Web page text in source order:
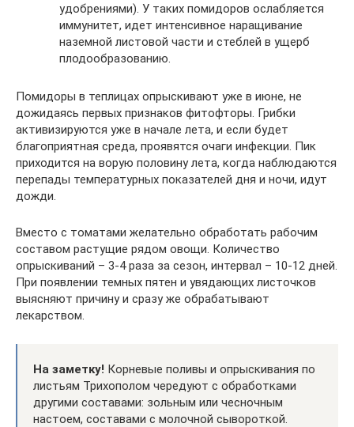
удобрениями). У таких помидоров ослабляется
иммунитет, идет интенсивное наращивание
наземной листовой части и стеблей в ущерб
плодообразованию.
Помидоры в теплицах опрыскивают уже в июне, не
дожидаясь первых признаков фитофторы. Грибки
активизируются уже в начале лета, и если будет
благоприятная среда, проявятся очаги инфекции. Пик
приходится на ворую половину лета, когда наблюдаются
перепады температурных показателей дня и ночи, идут
дожди.
Вместо с томатами желательно обработать рабочим
составом растущие рядом овощи. Количество
опрыскиваний – 3-4 раза за сезон, интервал – 10-12 дней.
При появлении темных пятен и увядающих листочков
выясняют причину и сразу же обрабатывают
лекарством.
На заметку! Корневые поливы и опрыскивания по
листьям Трихополом чередуют с обработками
другими составами: зольным или чесночным
настоем, составами с молочной сывороткой.